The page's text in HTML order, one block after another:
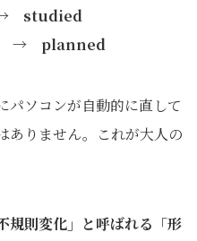
studied
→ planned
パソコンが自動的に直して
ありません。これが大人の
不規則変化」と呼ばれる「形